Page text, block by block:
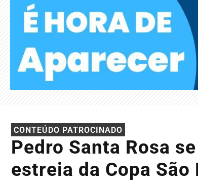
CONTEÚDO PATROCINADO
Pedro Santa Rosa
estreia da Copa